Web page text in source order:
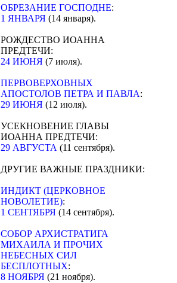
ОБРЕЗАНИЕ ГОСПОДНЕ:
1 ЯНВАРЯ (14 января).
РОЖДЕСТВО ИОАННА
ПРЕДТЕЧИ:
24 ИЮНЯ (7 июля).
ПЕРВОВЕРХОВНЫХ
АПОСТОЛОВ ПЕТРА И ПАВЛА:
29 ИЮНЯ (12 июля).
УСЕКНОВЕНИЕ ГЛАВЫ
ИОАННА ПРЕДТЕЧИ:
29 АВГУСТА (11 сентября).
ДРУГИЕ ВАЖНЫЕ ПРАЗДНИКИ:
ИНДИКТ (ЦЕРКОВНОЕ
НОВОЛЕТИЕ):
1 СЕНТЯБРЯ (14 сентября).
CОБОР АРХИСТРАТИГА
МИХАИЛА И ПРОЧИХ
НЕБЕСНЫХ СИЛ
БЕСПЛОТНЫХ:
8 НОЯБРЯ (21 ноября).